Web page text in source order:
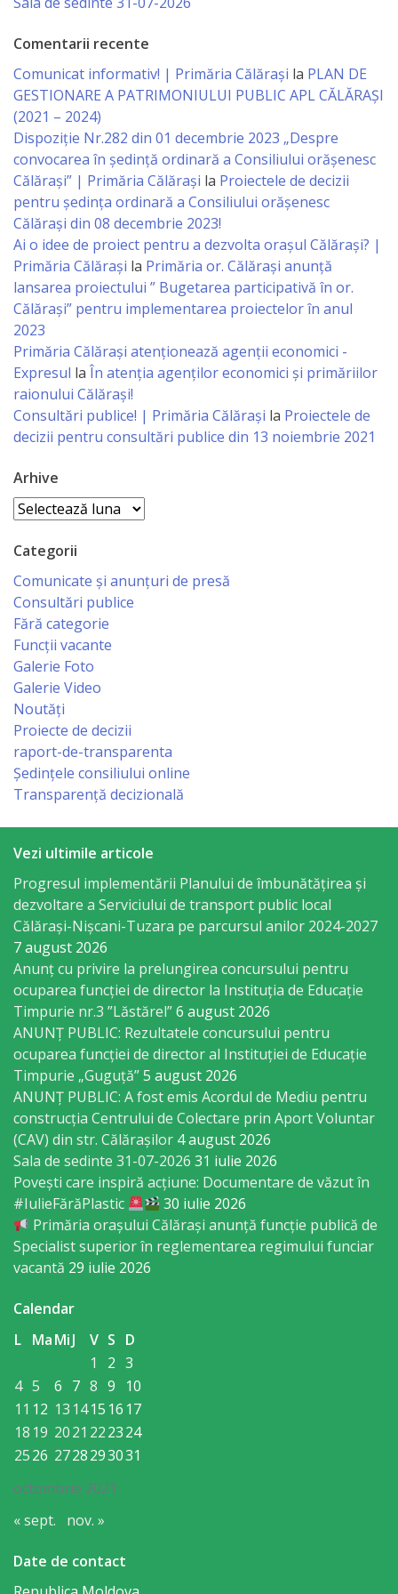
Specialist
în
Construcţii,
Gospodărie
Comunală
şi
Drumuri
Specialist
în
Problemele
Antreprenoriat,
Business
şi
Specialist
în
Problemele
Tineretului
şi
Sportului
Specialist
pentru
Planificare,
Primar
Viceprimarii
Specialist
Relații
cu
Publicul,
Operator
CISC
Organigrama
Regulament
Consiliul
Secretarul
Consiliului
Consilieri
Comisii
de
specialitate
Regulamentul
Comentarii recente
Comunicat informativ! | Primăria Călărași la PLAN DE
GESTIONARE A PATRIMONIULUI PUBLIC APL CĂLĂRAȘI
(2021 – 2024)
Dispoziție Nr.282 din 01 decembrie 2023 „Despre
convocarea în ședință ordinară a Consiliului orășenesc
Călărași” | Primăria Călărași la Proiectele de decizii
pentru ședința ordinară a Consiliului orășenesc
Călărași din 08 decembrie 2023!
Ai o idee de proiect pentru a dezvolta orașul Călărași? |
Primăria Călărași la Primăria or. Călărași anunță
lansarea proiectului ” Bugetarea participativă în or.
Călărași” pentru implementarea proiectelor în anul
2023
Primăria Călăraşi atenţionează agenţii economici -
Expresul la În atenția agenților economici și primăriilor
raionului Călărași!
Consultări publice! | Primăria Călărași la Proiectele de
decizii pentru consultări publice din 13 noiembrie 2021
Arhive
Arhive
Categorii
Comunicate și anunțuri de presă
Consultări publice
Fără categorie
Funcții vacante
Galerie Foto
Galerie Video
Noutăți
Proiecte de decizii
raport-de-transparenta
Ședințele consiliului online
Transparență decizională
Vezi ultimile articole
Progresul implementării Planului de îmbunătățirea și
dezvoltare a Serviciului de transport public local
Călărași-Nișcani-Tuzara pe parcursul anilor 2024-2027
7 august 2026
Anunț cu privire la prelungirea concursului pentru
ocuparea funcţiei de director la Instituția de Educație
Timpurie nr.3 ”Lăstărel”6 august 2026
ANUNȚ PUBLIC: Rezultatele concursului pentru
ocuparea funcției de director al Instituției de Educație
Timpurie „Guguță”5 august 2026
ANUNȚ PUBLIC: A fost emis Acordul de Mediu pentru
construcția Centrului de Colectare prin Aport Voluntar
(CAV) din str. Călărașilor 4 august 2026
Sala de sedinte 31-07-2026 31 iulie 2026
Povești care inspiră acțiune: Documentare de văzut în
#IulieFărăPlastic
30 iulie 2026
Primăria orașului Călărași anunță funcție publică de
Specialist superior în reglementarea regimului funciar
vacantă 29 iulie 2026
Calendar
octombrie 2021
L MaMiJ V S D
1
2 3
4 5 6 7 8 9
10
11 12 13 1415 16 17
18 19 2021 222324
2526 2728293031
« sept. nov. »
Date de contact